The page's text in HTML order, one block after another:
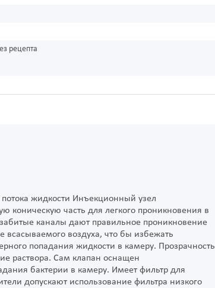
рецепта
жидкости Инъекционный узел
коническую часть для легкого проникновения в
каналы дают правильное проникновение
всасываемого воздуха, что бы избежать
попадания жидкости в камеру. Прозрачность
раствора. Сам клапан оснащен
бактерии в камеру. Имеет фильтр для
допускают использование фильтра низкого